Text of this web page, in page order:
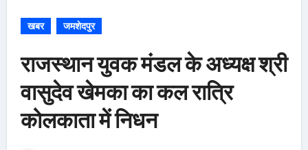
खबर जमशेदपुर
राजस्थान युवक मंडल के अध्यक्ष श्री
वासुदेव खेमका का कल रात्रि
कोलकाता में निधन